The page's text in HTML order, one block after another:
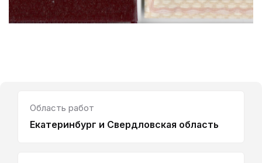
Область работ
Екатеринбург и Свердловская область